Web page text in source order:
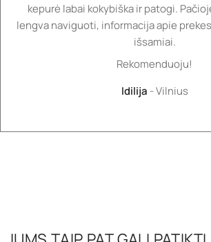
kepurė labai kokybiška ir patogi.
lengva naviguoti, informacija apie
išsamiai.
Rekomenduoju!
Idilija
Vilnius